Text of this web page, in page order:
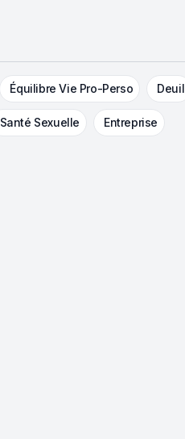
Équilibre Vie Pro-Perso Deuil
Santé Sexuelle Entreprise